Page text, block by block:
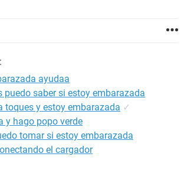
ayudaa
puedo saber si estoy embarazada
toques y estoy embarazada ✓
y hago popo verde
tomar si estoy embarazada
el cargador